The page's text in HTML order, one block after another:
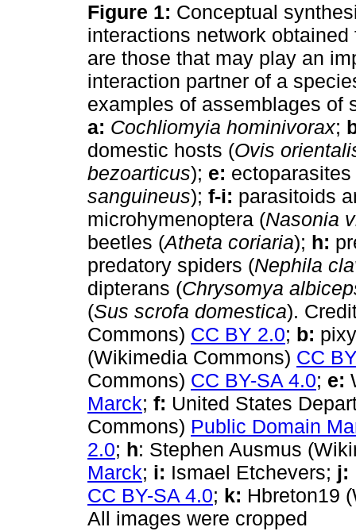
Figure 1: Conceptual
interactions network
are those that may play an
interaction partner of a
examples of assemblages of
a: Cochliomyia hominivorax;
domestic hosts (Ovis
bezoarticus); e:
sanguineus); f-i: parasitoids
microhymenoptera (Nasonia
beetles (Atheta coriaria); h:
predatory spiders (Nephila
dipterans (Chrysomya
(Sus scrofa domestica).
Commons) CC BY 2.0; b:
(Wikimedia Commons) CC
Commons) CC BY-SA 4.0; e:
Marck; f: United States
Commons) Public Domain
2.0; h: Stephen Ausmus
Marck; i: Ismael Etchevers; j:
CC BY-SA 4.0; k: Hbreton19
All images were cropped